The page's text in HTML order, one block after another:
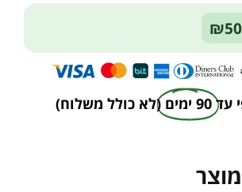
עד 90 ימים (לא כולל משלוח)